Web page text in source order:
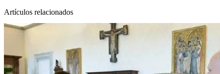
Artículos relacionados